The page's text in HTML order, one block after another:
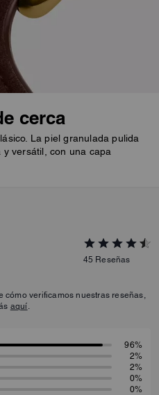
cerca
La piel granulada pulida
versátil, con una capa
45 Reseñas
verificamos nuestras reseñas,
aquí
96%
2%
2%
0%
0%